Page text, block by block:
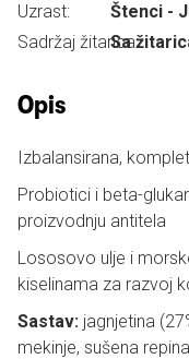
Uzrast:
Štenci -
Sadržaj žitarica:
Sa
Opis
Izbalansirana,
Probiotici i beta-
Lososovo ulje i
kiselinama za razvoj
Sastav: jagnjetina
mekinje, sušena